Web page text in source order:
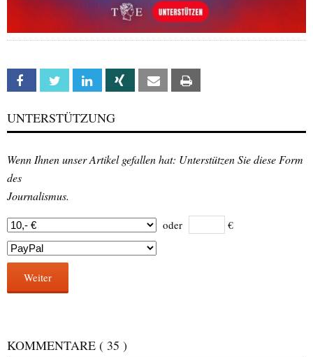
Facebook Twitter Linkedin Xing Email
UNTERSTÜTZUNG
Wenn Ihnen unser Artikel gefallen hat: Unterstützen Sie diese Form
des
Journalismus.
oder €
Weiter
KOMMENTARE ( 35 )